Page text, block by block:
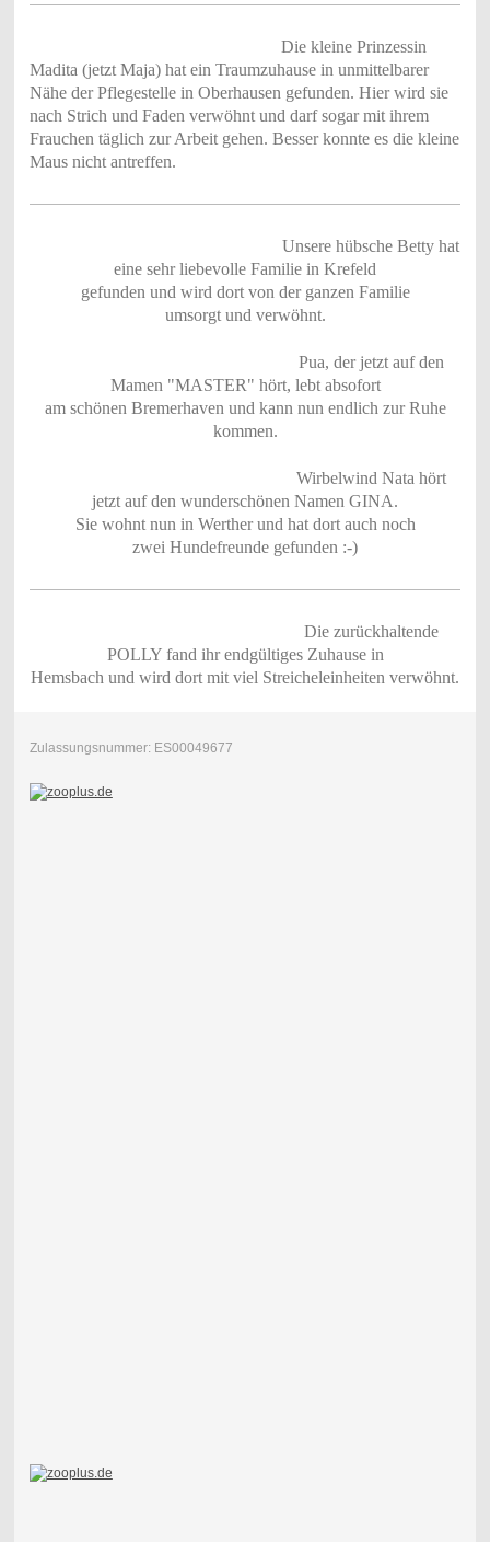
Die kleine Prinzessin
Madita (jetzt Maja) hat ein Traumzuhause in unmittelbarer
Nähe der Pflegestelle in Oberhausen gefunden. Hier wird sie
nach Strich und Faden verwöhnt und darf sogar mit ihrem
Frauchen täglich zur Arbeit gehen. Besser konnte es die kleine
Maus nicht antreffen.
Unsere hübsche Betty hat
eine sehr liebevolle Familie in Krefeld
gefunden und wird dort von der ganzen Familie
umsorgt und verwöhnt.
Pua, der jetzt auf den
Mamen "MASTER" hört, lebt absofort
am schönen Bremerhaven und kann nun endlich zur Ruhe
kommen.
Wirbelwind Nata hört
jetzt auf den wunderschönen Namen GINA.
Sie wohnt nun in Werther und hat dort auch noch
zwei Hundefreunde gefunden :-)
Die zurückhaltende
POLLY fand ihr endgültiges Zuhause in
Hemsbach und wird dort mit viel Streicheleinheiten verwöhnt.
Zulassungsnummer: ES00049677